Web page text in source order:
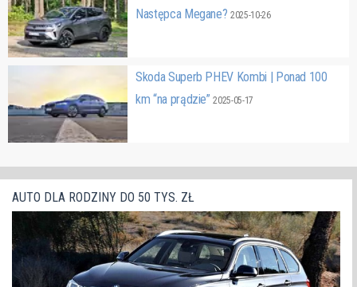
Następca Megane?2025-10-26
Skoda Superb PHEV Kombi | Ponad 100
km “na prądzie”2025-05-17
AUTO DLA RODZINY DO 50 TYS. ZŁ